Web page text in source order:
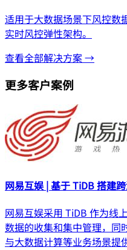
适用于大数据场景下风控数
实时风控弹性架构。
查看全部解决方案 →
更多客户案例
网易互娱 | 基于 TiDB 搭建
网易互娱采用 TiDB 作为线
数据的收集和集中管理，同
与大数据计算等业务场景提